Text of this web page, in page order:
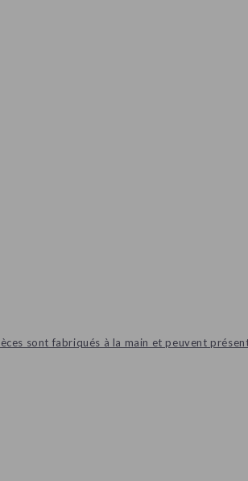
sont fabriqués à la main et peuvent